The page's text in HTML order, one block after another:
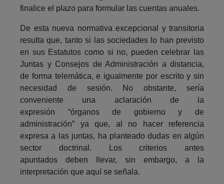
finalice el plazo para formular las cuentas anuales.
De esta nueva normativa excepcional y transitoria
resulta que, tanto si las sociedades lo han previsto
en sus Estatutos como si no, pueden celebrar las
Juntas y Consejos de Administración a distancia,
de forma telemática, e igualmente por escrito y sin
necesidad de sesión. No obstante, sería
conveniente una aclaración de la
expresión “órganos de gobierno y de
administración” ya que, al no hacer referencia
expresa a las juntas, ha planteado dudas en algún
sector doctrinal. Los criterios antes
apuntados deben llevar, sin embargo, a la
interpretación que aquí se señala.